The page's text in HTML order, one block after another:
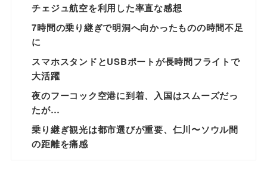
チェジュ航空を利用した率直な感想
7時間の乗り継ぎで明洞へ向かったものの時間不足
に
スマホスタンドとUSBポートが長時間フライトで
大活躍
夜のフーコック空港に到着、入国はスムーズだっ
たが…
乗り継ぎ観光は都市選びが重要、仁川〜ソウル間
の距離を痛感